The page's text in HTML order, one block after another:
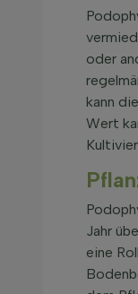
oder
kann
Wert
Jahr
eine